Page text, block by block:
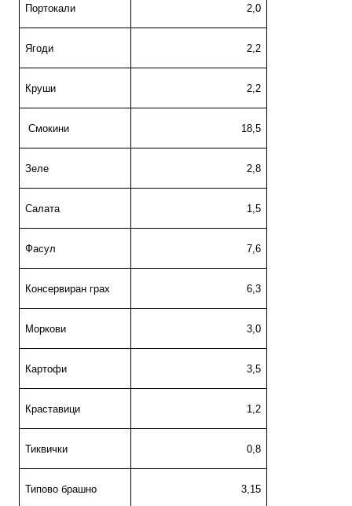
Портокали 2,0
Ягоди 2,2
Круши 2,2
Смокини 18,5
Зеле 2,8
Салата 1,5
Фасул 7,6
Консервиран грах 6,3
Моркови 3,0
Картофи 3,5
Краставици 1,2
Тиквички 0,8
Типово брашно 3,15